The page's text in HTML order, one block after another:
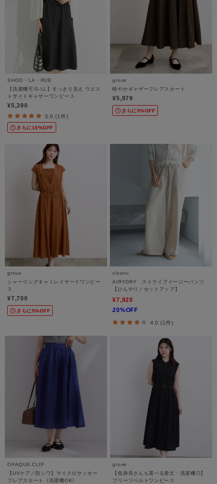
SHOO・LA・RUE
【洗濯機可/S-LL】すっきり見え ウエス
トサイドギャザーワンピース
¥5,390
5.0 (1件)
さらに10%OFF
grove
軽やかギャザーフレアスカート
¥5,979
さらに5%OFF
grove
シャーリングキャミレイヤードワンピー
ス
¥7,700
さらに5%OFF
cloenc
AIRYDRY ストライプイージーパンツ
【ひんやり／セットアップ】
¥7,920
20%OFF
4.0 (1件)
OPAQUE.CLIP
【UVケア／防シワ】マイクロサッカー
フレアスカート《洗濯機OK》
grove
【低身長さんも選べる着丈・洗濯機◎】
プリーツベルトワンピース